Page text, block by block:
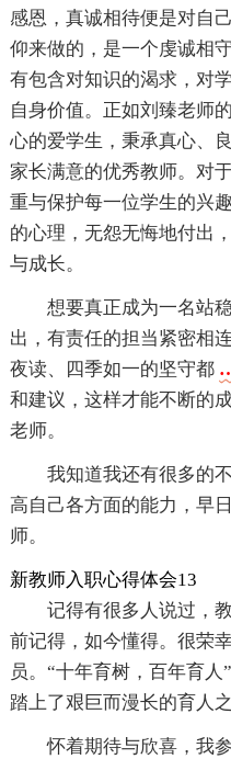
感恩，真诚相待便是对自
仰来做的，是一个虔诚相
有包含对知识的渴求，对
自身价值。正如刘臻老师
心的爱学生，秉承真心、
家长满意的优秀教师。对
重与保护每一位学生的兴
的心理，无怨无悔地付出
与成长。
想要真正成为一名站
出，有责任的担当紧密相
夜读、四季如一的坚守都
和建议，这样才能不断的
老师。
我知道我还有很多的
高自己各方面的能力，早
师。
新教师入职心得体会13
记得有很多人说过，
前记得，如今懂得。很荣
员。“十年育树，百年育
踏上了艰巨而漫长的育人之
怀着期待与欣喜，我